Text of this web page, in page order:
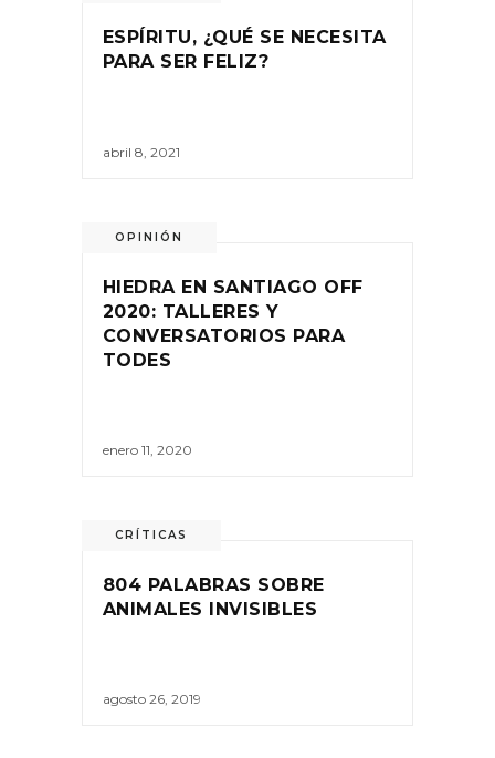
ESPÍRITU, ¿QUÉ SE NECESITA
PARA SER FELIZ?
abril 8, 2021
OPINIÓN
HIEDRA EN SANTIAGO OFF
2020: TALLERES Y
CONVERSATORIOS PARA
TODES
enero 11, 2020
CRÍTICAS
804 PALABRAS SOBRE
ANIMALES INVISIBLES
agosto 26, 2019